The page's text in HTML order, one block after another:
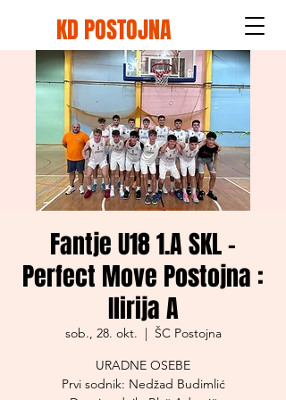
KD POSTOJNA
Fantje U18 1.A SKL -
Perfect Move Postojna :
Ilirija A
sob., 28. okt.
  |
ŠC Postojna
URADNE OSEBE
Prvi sodnik: Nedžad Budimlić